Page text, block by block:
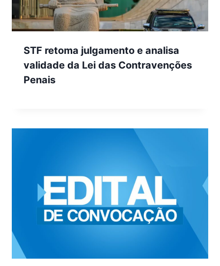
STF retoma julgamento e analisa
validade da Lei das Contravenções
Penais